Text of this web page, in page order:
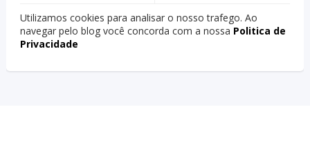
Utilizamos cookies para analisar o nosso trafego. Ao
navegar pelo blog você concorda com a nossa Politica de
Privacidade